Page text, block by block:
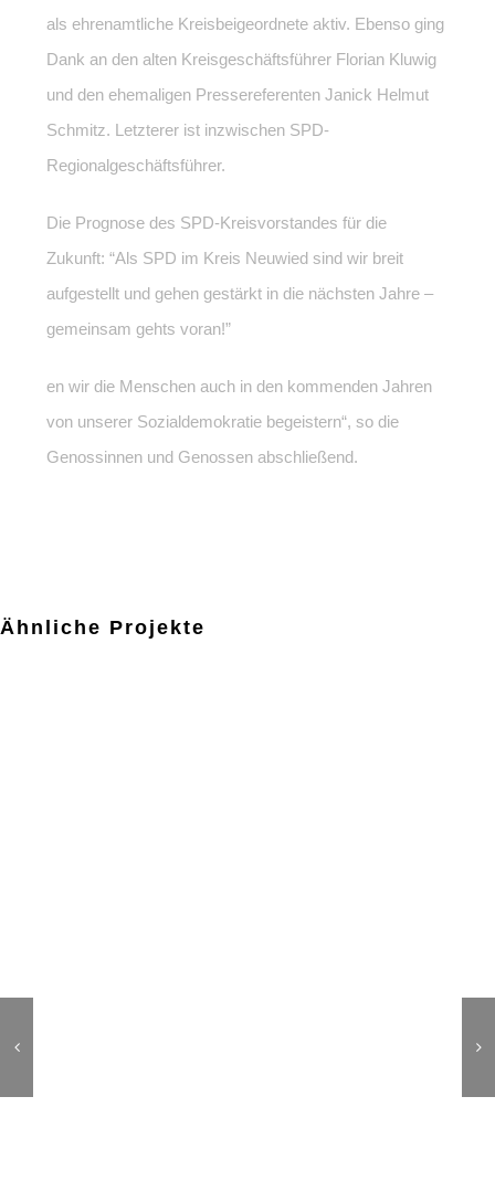
als ehrenamtliche Kreisbeigeordnete aktiv. Ebenso ging
Dank an den alten Kreisgeschäftsführer Florian Kluwig
und den ehemaligen Pressereferenten Janick Helmut
Schmitz. Letzterer ist inzwischen SPD-
Regionalgeschäftsführer.
Die Prognose des SPD-Kreisvorstandes für die
Zukunft: “Als SPD im Kreis Neuwied sind wir breit
aufgestellt und gehen gestärkt in die nächsten Jahre –
gemeinsam gehts voran!”
en wir die Menschen auch in den kommenden Jahren
von unserer Sozialdemokratie begeistern“, so die
Genossinnen und Genossen abschließend.
Ähnliche Projekte